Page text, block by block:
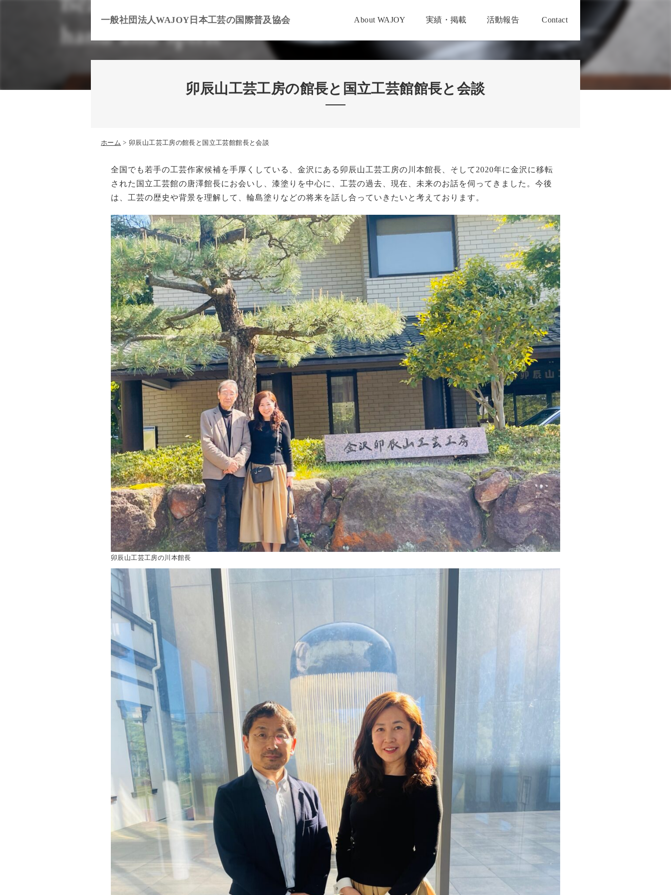
一般社団法人WAJOY日本工芸の国際普及協会 About WAJOY 実績・掲載 活動報告 Contact
卯辰山工芸工房の館長と国立工芸館館長と会談
ホーム 卯辰山工芸工房の館長と国立工芸館館長と会談
全国でも若手の工芸作家候補を手厚くしている、金沢にある卯辰山工芸工房の川本館長、そして2020年に金沢に移転
された国立工芸館の唐澤館長にお会いし、漆塗りを中心に、工芸の過去、現在、未来のお話を伺ってきました。今後
は、工芸の歴史や背景を理解して、輪島塗りなどの将来を話し合っていきたいと考えております。
卯辰山工芸工房の川本館長